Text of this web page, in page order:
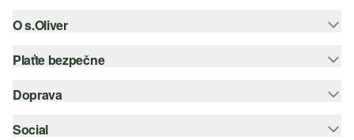
Pomoc a FAQ
Nápoveda k veľkostiam
O s.Oliver
Leták
s.Oliver Group
Plaťte bezpečne
Kreditná karta
PayPal
Doprava
Slovenská pošta
Social